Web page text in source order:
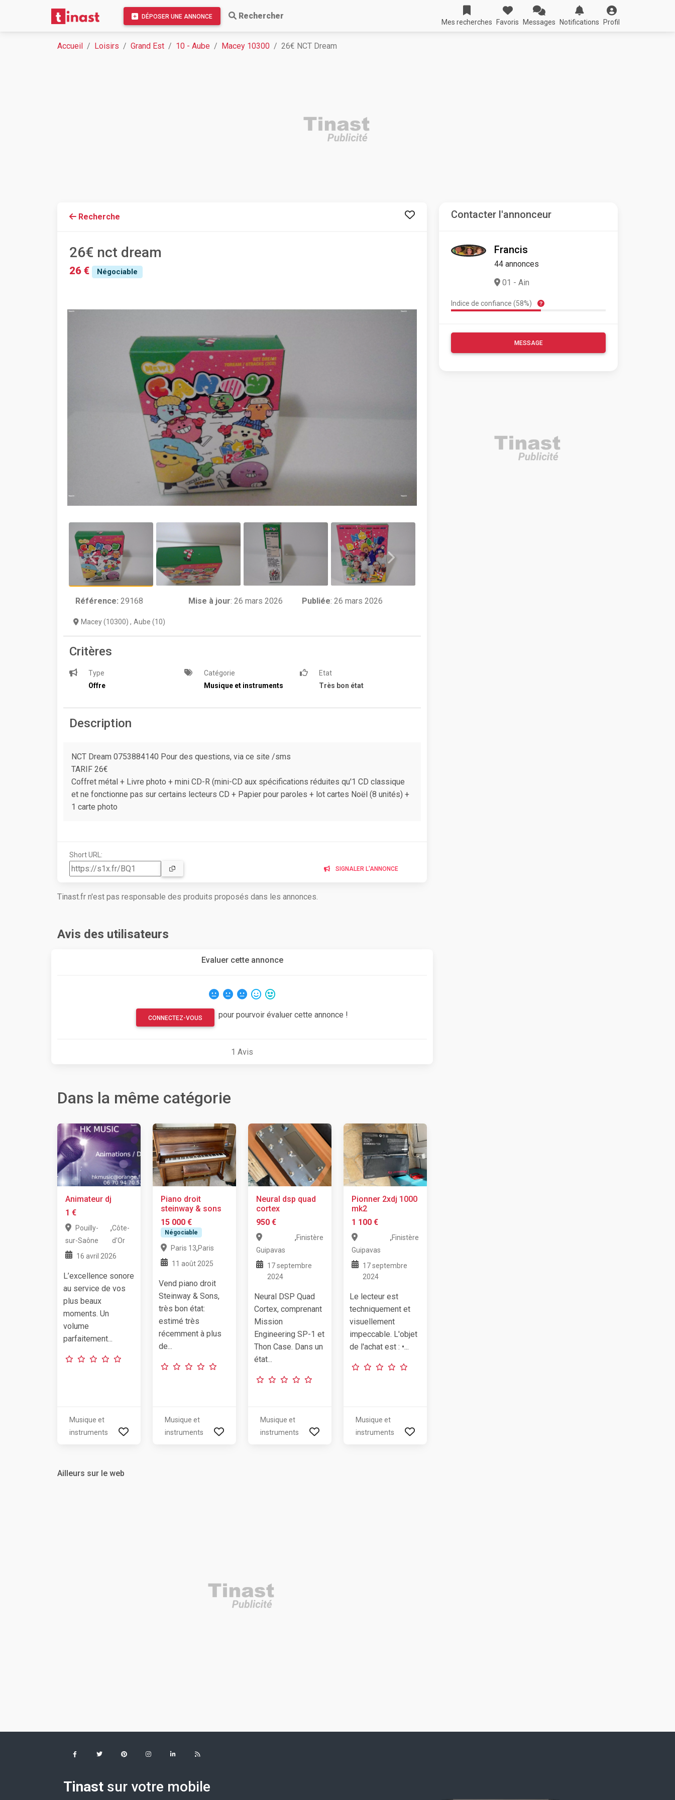
DÉPOSER UNE ANNONCE Rechercher
Mes recherches Favoris Messages Notifications Profil
Accueil Loisirs Grand Est 10 - Aube Macey 10300 26€ NCT Dream
Recherche
26€ nct dream
26 € Négociable
Référence: 29168 Mise à jour:26 mars 2026 Publiée: 26 mars 2026
Macey (10300) , Aube (10)
Critères
Type
Offre
Catégorie
Musique et instruments
Etat
Très bon état
Description
NCT Dream 0753884140 Pour des questions, via ce site /sms
TARIF 26€
Coffret métal + Livre photo + mini CD-R (mini-CD aux spécifications réduites qu'1 CD classique
et ne fonctionne pas sur certains lecteurs CD + Papier pour paroles + lot cartes Noël (8 unités) +
1 carte photo
Short URL:
SIGNALER L'ANNONCE
Tinast.fr n'est pas responsable des produits proposés dans les annonces.
Avis des utilisateurs
Evaluer cette annonce
CONNECTEZ-VOUS pour pourvoir évaluer cette annonce !
1 Avis
Dans la même catégorie
Animateur dj
1 €
Pouilly-
sur-Saône
,Côte-
d'Or
16 avril 2026
L’excellence sonore
au service de vos
plus beaux
moments. Un
volume
parfaitement...
Musique et
instruments
Piano droit
steinway & sons
15 000 €
Négociable
Paris 13,Paris
11 août 2025
Vend piano droit
Steinway & Sons,
très bon état:
estimé très
récemment à plus
de...
Musique et
instruments
Neural dsp quad
cortex
950 €
Guipavas
,Finistère
17 septembre
2024
Neural DSP Quad
Cortex, comprenant
Mission
Engineering SP-1 et
Thon Case. Dans un
état...
Musique et
instruments
Pionner 2xdj 1000
mk2
1 100 €
Guipavas
,Finistère
17 septembre
2024
Le lecteur est
techniquement et
visuellement
impeccable. L'objet
de l'achat est : •...
Musique et
instruments
Ailleurs sur le web
Contacter l'annonceur
Francis
44 annonces
01 - Ain
Indice de confiance (58%)
MESSAGE
Tinast sur votre mobile